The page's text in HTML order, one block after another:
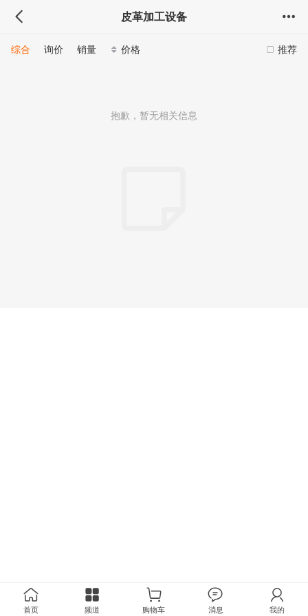
皮革加工设备
推荐
综合 询价 销量 价格
抱歉，暂无相关信息
首页 频道 购物车 消息 我的